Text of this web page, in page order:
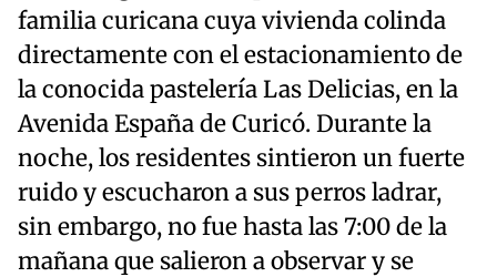
familia curicana cuya vivienda colinda
directamente con el estacionamiento de
la conocida pastelería Las Delicias, en la
Avenida España de Curicó. Durante la
noche, los residentes sintieron un fuerte
ruido y escucharon a sus perros ladrar,
sin embargo, no fue hasta las 7:00 de la
mañana que salieron a observar y se